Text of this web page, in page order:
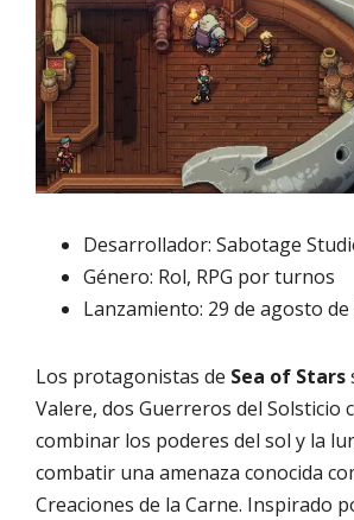
Desarrollador: Sabotage
Género: Rol, RPG por turnos
Lanzamiento: 29 de agosto de
Los protagonistas de Sea of Stars
Valere, dos Guerreros del Solsticio
combinar los poderes del sol y la
combatir una amenaza conocida
Creaciones de la Carne. Inspirado